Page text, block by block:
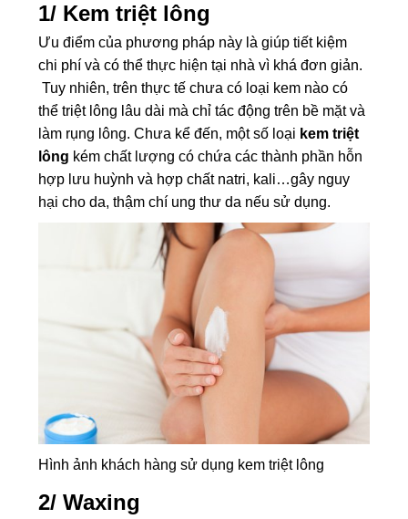
1/ Kem triệt lông
Ưu điểm của phương pháp này là giúp tiết kiệm
chi phí và có thể thực hiện tại nhà vì khá đơn giản.
Tuy nhiên, trên thực tế chưa có loại kem nào có
thể triệt lông lâu dài mà chỉ tác động trên bề mặt và
làm rụng lông. Chưa kể đến, một số loại kem triệt
lông kém chất lượng có chứa các thành phần hỗn
hợp lưu huỳnh và hợp chất natri, kali…gây nguy
hại cho da, thậm chí ung thư da nếu sử dụng.
Hình ảnh khách hàng sử dụng kem triệt lông
2/ Waxing